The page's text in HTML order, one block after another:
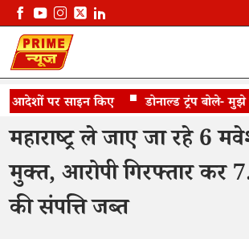
पर साइन किए डोनाल्ड ट्रंप बोले- मुझे
मवेशी तस्करी का आरोपी गिरफ्तार
महाराष्ट्र ले जाए जा रहे 6
मुक्त, आरोपी गिरफ्तार कर
की संपत्ति जब्त